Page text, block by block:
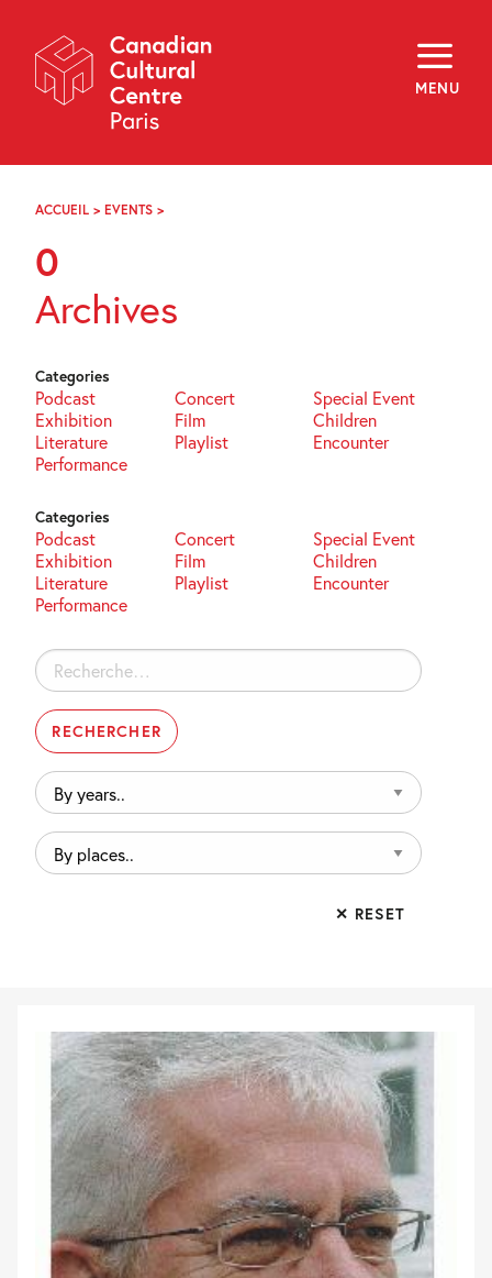
Navigation
MENU
About
Programming
Off-Site
Explore
Archives
FR
ACCUEIL > EVENTS >
0
Archives
Categories
Podcast Concert
Special Event
Exhibition
Film
Children
Literature
Playlist
Encounter
Performance
Categories
Podcast Concert
Special Event
Exhibition
Film
Children
Literature
Playlist
Encounter
Performance
Rechercher :
By
years..
By
places..
✕ RESET